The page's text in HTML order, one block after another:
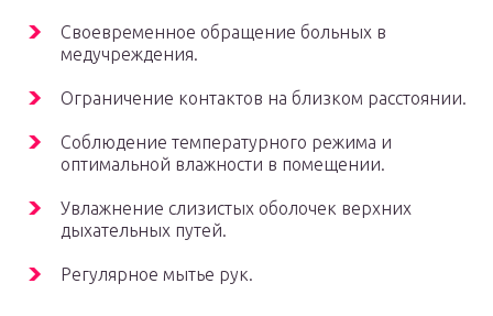
Своевременное обращение больных в
медучреждения.
Ограничение контактов на близком расстоянии.
Соблюдение температурного режима и
оптимальной влажности в помещении.
Увлажнение слизистых оболочек верхних
дыхательных путей.
Регулярное мытье рук.